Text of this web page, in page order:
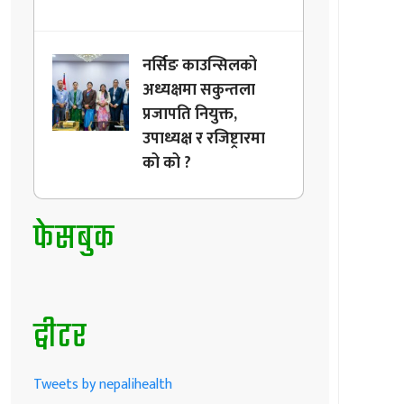
नर्सिङ काउन्सिलको
अध्यक्षमा सकुन्तला
प्रजापति नियुक्त,
उपाध्यक्ष र रजिष्ट्रारमा
को को ?
फेसबुक
ट्वीटर
Tweets by nepalihealth